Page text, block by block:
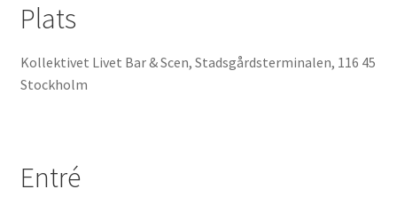
Plats
Kollektivet Livet Bar & Scen, Stadsgårdsterminalen, 116 45
Stockholm
Entré